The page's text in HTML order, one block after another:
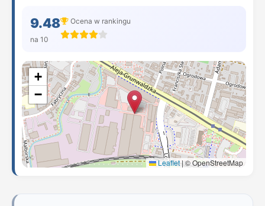
9.48
na 10
Ocena w rankingu
+
−
Leaflet|© OpenStreetMap